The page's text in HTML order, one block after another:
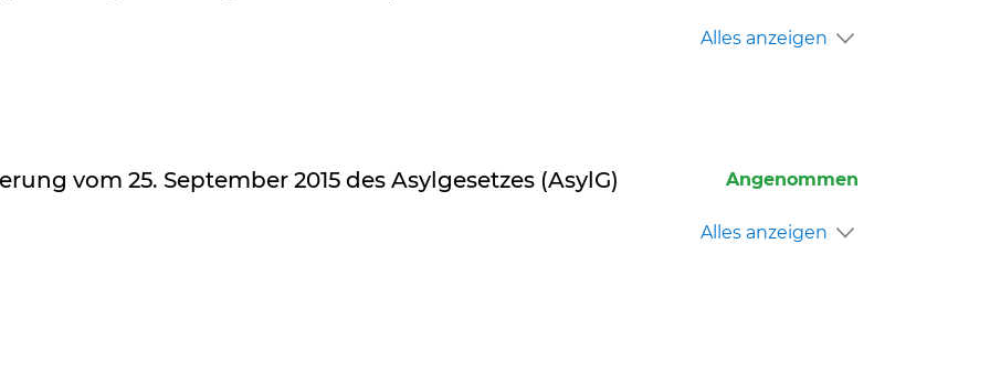
Alles anzeigen
vom 25. September 2015 des Asylgesetzes (AsylG) Angenommen
Alles anzeigen